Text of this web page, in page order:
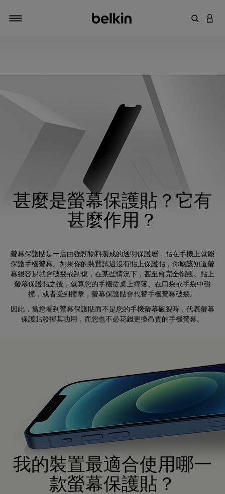
輸入關鍵
登入
甚麼是螢幕保護貼？它有
甚麼作用？
螢幕保護貼是一層由強韌物料製成的透明保護層，貼在手機上就能
保護手機螢幕。如果你的裝置試過沒有貼上保護貼，你應該知道螢
幕很容易就會破裂或刮傷，在某些情況下，甚至會完全損毀。貼上
螢幕保護貼之後，就算您的手機從桌上摔落、在口袋或手袋中碰
撞，或者受到撞擊，螢幕保護貼會代替手機螢幕破裂。
因此，當您看到螢幕保護貼而不是您的手機螢幕破裂時，代表螢幕
保護貼發揮其功用，而您也不必花錢更換昂貴的手機螢幕。
我的裝置最適合使用哪一
款螢幕保護貼？